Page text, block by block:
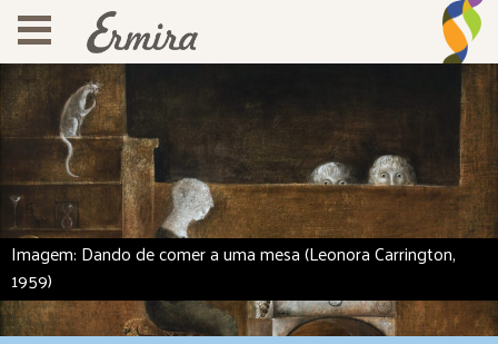
Imagem: Dando de comer a uma mesa (Leonora Carrington,
1959)